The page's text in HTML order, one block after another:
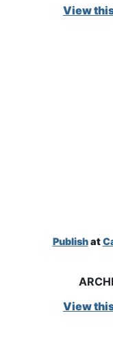
View
Publishat
View